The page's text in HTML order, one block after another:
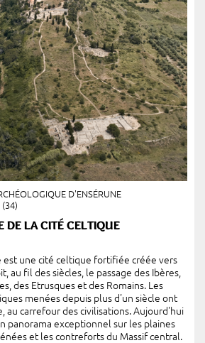
D'ENSÉRUNE
(34)
DE LA CITÉ CELTIQUE
est une cité celtique fortifiée créée vers
au fil des siècles, le passage des Ibères,
des Etrusques et des Romains. Les
menées depuis plus d'un siècle ont
au carrefour des civilisations. Aujourd'hui
panorama exceptionnel sur les plaines
et les contreforts du Massif central.